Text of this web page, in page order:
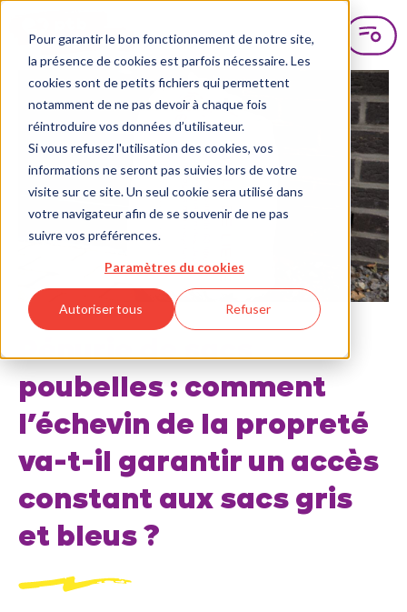
Pour garantir le bon fonctionnement de notre site,
la présence de cookies est parfois nécessaire. Les
cookies sont de petits fichiers qui permettent
notamment de ne pas devoir à chaque fois
réintroduire vos données d’utilisateur.
Si vous refusez l'utilisation des cookies, vos
informations ne seront pas suivies lors de votre
visite sur ce site. Un seul cookie sera utilisé dans
votre navigateur afin de se souvenir de ne pas
suivre vos préférences.
Paramètres du cookies
Autoriser tous Refuser
Pénurie de sacs
poubelles : comment
l’échevin de la propreté
va-t-il garantir un accès
constant aux sacs gris
et bleus ?